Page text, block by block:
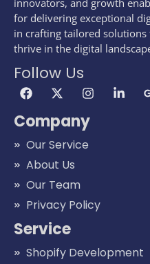
for delivering exceptional
in crafting tailored
thrive in the digital
Follow Us
Company
Our Service
About Us
Our Team
Privacy Policy
Service
Shopify Development